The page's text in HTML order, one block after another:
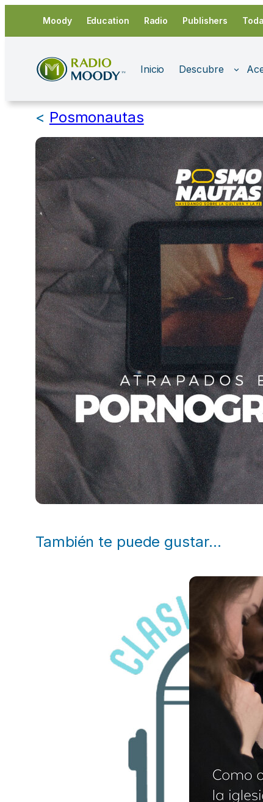
contenido
Moody Education Radio Publishers
Inicio Descubre
< Posmonautas
También te puede gustar…